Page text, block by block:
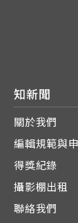
知新聞
關於我們
編輯規範與
得獎紀錄
攝影棚出租
聯絡我們